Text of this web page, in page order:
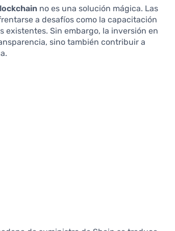
no es una solución mágica. Las
a desafíos como la capacitación
existentes. Sin embargo, la inversión en
sino también contribuir a